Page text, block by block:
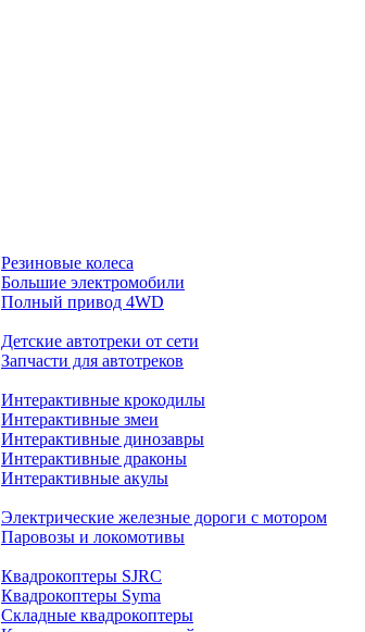
Резиновые колеса
Большие электромобили
Полный привод 4WD
Детские автотреки от сети
Запчасти для автотреков
Интерактивные крокодилы
Интерактивные змеи
Интерактивные динозавры
Интерактивные драконы
Интерактивные акулы
Электрические железные дороги с мотором
Паровозы и локомотивы
Квадрокоптеры SJRC
Квадрокоптеры Syma
Складные квадрокоптеры